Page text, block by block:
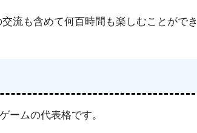
流も含めて何百時間も楽しむことができ
ームの代表格です。